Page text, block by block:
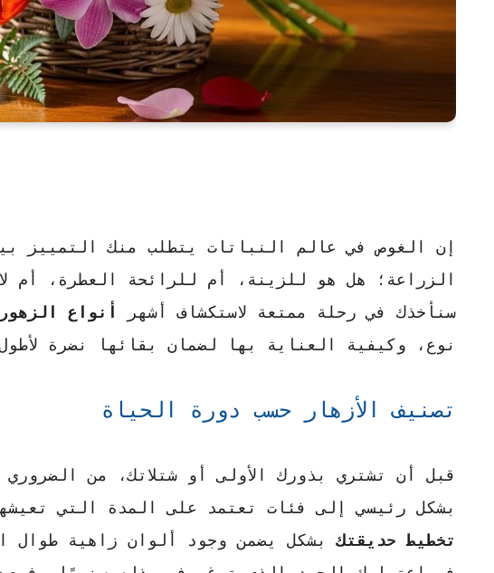
إن الغوص في عالم النباتات يتطلب منك التمييز
الزراعة؛ هل هو للزينة، أم للرائحة العطرة، أم
سنأخذك في رحلة ممتعة لاستكشاف أشهر
أنواع الزهور
نوع، وكيفية العناية بها لضمان بقائها نضرة
تصنيف الأزهار حسب دورة الحياة
قبل أن تشتري بذورك الأولى أو شتلاتك، من
بشكل رئيسي إلى فئات تعتمد على المدة التي
تخطيط حديقتكبشكل يضمن وجود ألوان زاهية طوال